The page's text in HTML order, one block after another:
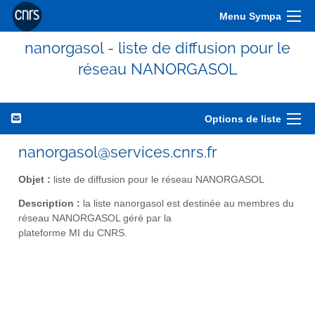
Menu Sympa
nanorgasol - liste de diffusion pour le
réseau NANORGASOL
Options de liste
nanorgasol@services.cnrs.fr
Objet : liste de diffusion pour le réseau NANORGASOL
Description : la liste nanorgasol est destinée au membres du
réseau NANORGASOL géré par la
plateforme MI du CNRS.